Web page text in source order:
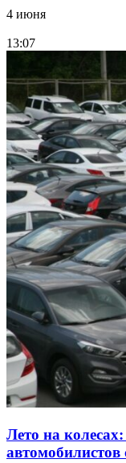
4 июня
13:07
Лето на
автомобилистов